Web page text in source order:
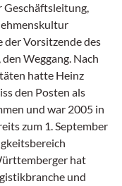
Geschäftsleitung,
der Vorsitzende des
Weggang. Nach
hatte Heinz
den Posten als
und war 2005 in
zum 1. September
hat
und